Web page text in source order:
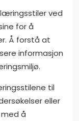
ved
for å
Å forstå at
informasjon
til
eller
å